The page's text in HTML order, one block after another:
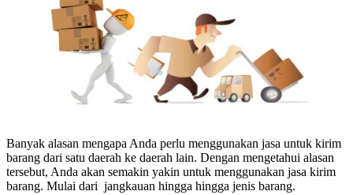
Banyak alasan mengapa Anda perlu menggunakan jasa untuk kirim
barang dari satu daerah ke daerah lain. Dengan mengetahui alasan
tersebut, Anda akan semakin yakin untuk menggunakan jasa kirim
barang. Mulai dari jangkauan hingga hingga jenis barang.